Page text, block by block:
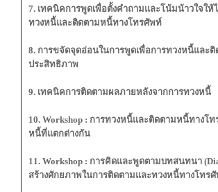
7. เทคนิคการพูดเพื่อตั้งคำถามและโน้มน้าวใจให้
ทวงหนี้และติดตามหนี้ทางโทรศัพท์
8. การขจัดจุดอ่อนในการพูดเพื่อการทวงหนี้และ
ประสิทธิภาพ
9. เทคนิคการติดตามผลภายหลังจากการทวงหนี้
10. Workshop : การทวงหนี้และติดตามหนี้ทางโ
หนี้ที่แตกต่างกัน
11. Workshop : การคิดและพูดตามบทสนทนา
สร้างศักยภาพในการติดตามและทวงหนี้ทางโทร